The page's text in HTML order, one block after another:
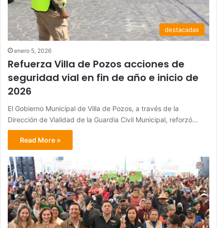
destacadas
enero 5, 2026
Refuerza Villa de Pozos acciones de
seguridad vial en fin de año e inicio de
2026
El Gobierno Municipal de Villa de Pozos, a través de la
Dirección de Vialidad de la Guardia Civil Municipal, reforzó…
Read More »